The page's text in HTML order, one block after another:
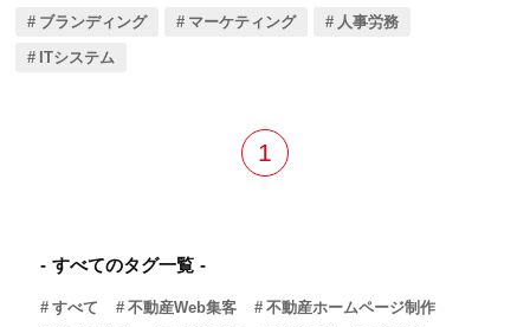
スの質の維持が課題です。
今回の記事では、そんな中小企業が抱える問題点を洗い出し、人材不
足を克服するための実践的な戦略を提案します。給与や福利厚生の見
ブランディング マーケティング
人事労務
ITシステム
1
すべてのタグ一覧
すべて 不動産Web集客
不動産ホームページ制作